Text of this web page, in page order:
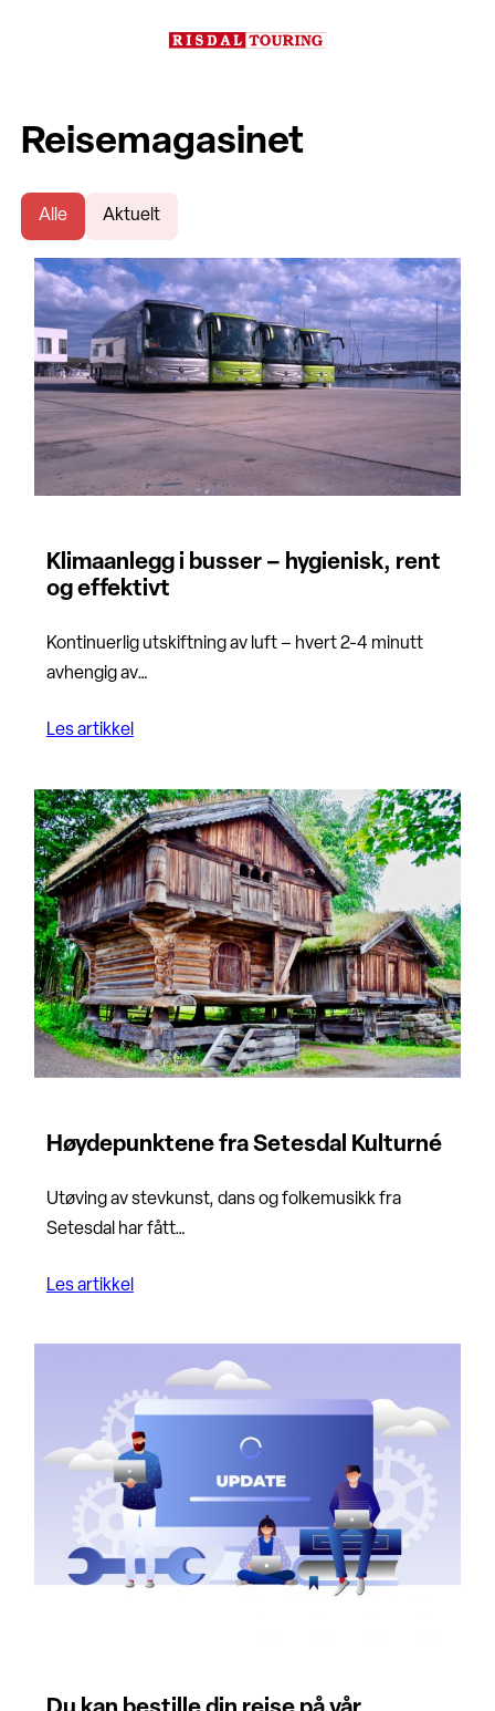
Reisemagasinet
Alle Aktuelt
Klimaanlegg i busser – hygienisk, rent
og effektivt
Kontinuerlig utskiftning av luft – hvert 2-4 minutt
avhengig av…
Les artikkel
Høydepunktene fra Setesdal Kulturné
Utøving av stevkunst, dans og folkemusikk fra
Setesdal har fått…
Les artikkel